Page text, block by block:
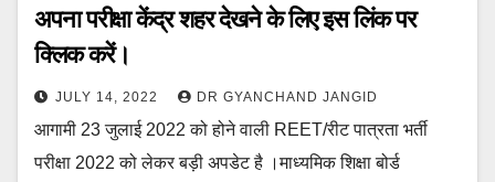
अपना परीक्षा केंद्र शहर देखने के लिए इस लिंक पर
क्लिक करें।
JULY 14, 2022 DR GYANCHAND JANGID
आगामी 23 जुलाई 2022 को होने वाली REET/रीट पात्रता भर्ती
परीक्षा 2022 को लेकर बड़ी अपडेट है ।माध्यमिक शिक्षा बोर्ड